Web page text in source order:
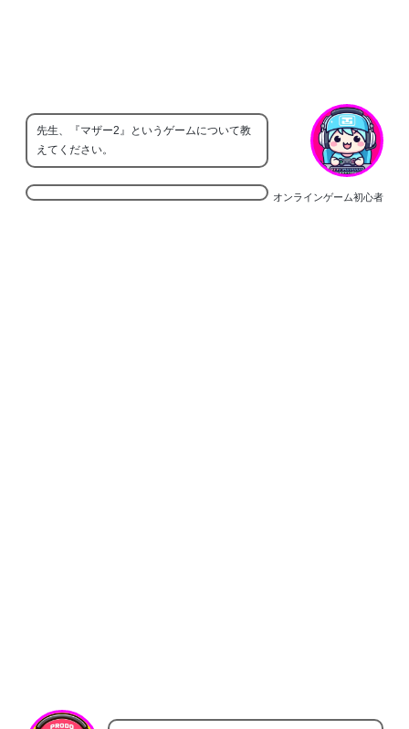
オンラインゲーム初心者
先生、『マザー2』というゲームについて教
えてください。